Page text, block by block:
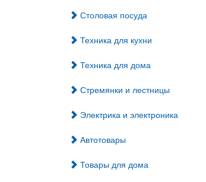
Столовая посуда
Техника для кухни
Техника для дома
Стремянки и лестницы
Электрика и электроника
Автотовары
Товары для дома